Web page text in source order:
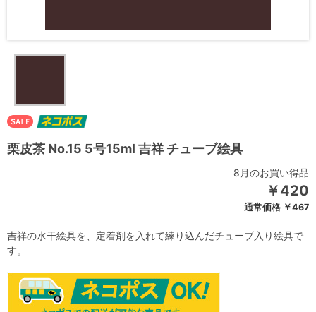
栗皮茶 No.15 5号15ml 吉祥 チューブ絵具
8月のお買い得品
￥420
通常価格￥467
吉祥の水干絵具を、定着剤を入れて練り込んだチューブ入り絵具で
す。